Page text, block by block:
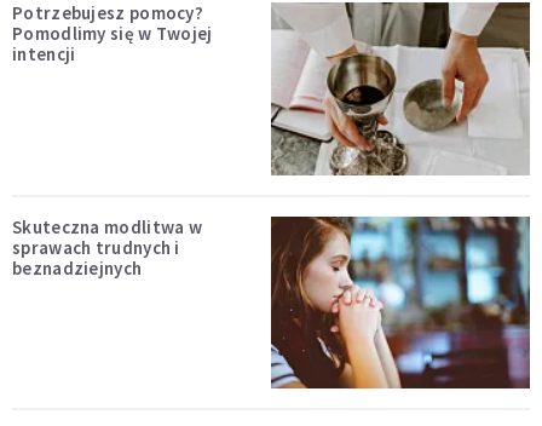
Potrzebujesz pomocy?
Pomodlimy się w Twojej
intencji
Skuteczna modlitwa w
sprawach trudnych i
beznadziejnych